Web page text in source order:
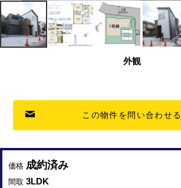
外観
この物件を問い合わせる
価格 成約済み
間取 3LDK